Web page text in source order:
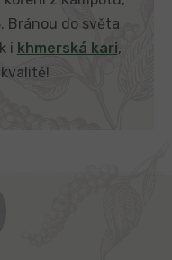
Bránou do světa
i khmerská kari,